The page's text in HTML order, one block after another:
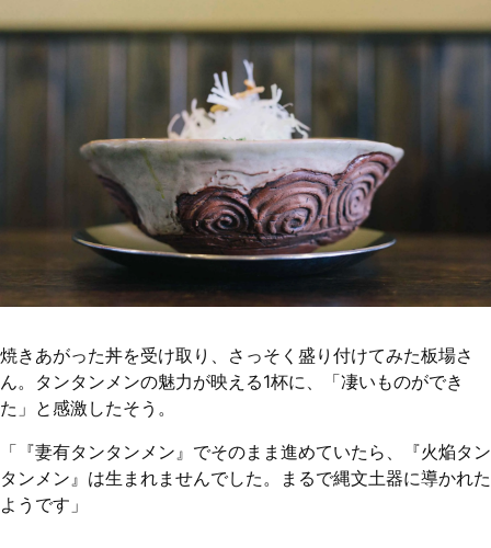
焼きあがった丼を受け取り、さっそく盛り付けてみた板場さ
ん。タンタンメンの魅力が映える1杯に、「凄いものができ
た」と感激したそう。
「『妻有タンタンメン』でそのまま進めていたら、『火焔タン
タンメン』は生まれませんでした。まるで縄文土器に導かれた
ようです」